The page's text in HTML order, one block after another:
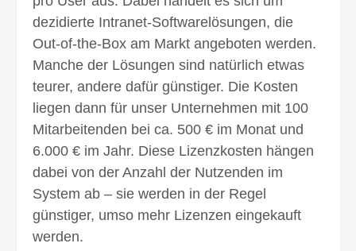
dezidierte Intranet-Softwarelösungen, die
Out-of-the-Box am Markt angeboten werden.
Manche der Lösungen sind natürlich etwas
teurer, andere dafür günstiger. Die Kosten
liegen dann für unser Unter­nehmen mit 100
Mit­arbeitenden bei ca. 500 € im Monat und
6.000 € im Jahr. Diese Lizenz­kosten hängen
dabei von der Anzahl der Nutzenden im
System ab – sie werden in der Regel
günstiger, umso mehr Lizenzen eingekauft
werden.